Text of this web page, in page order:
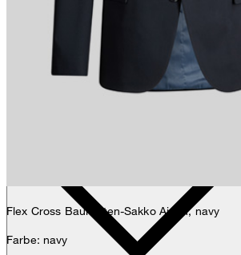
Flex Cross Baukasten-Sakko Aidan, navy
Farbe: navy
Fashion- & Lifestyle-Redaktion